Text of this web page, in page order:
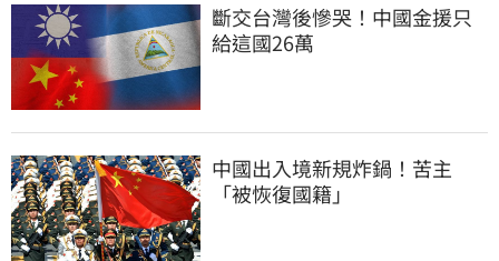
斷交台灣後慘哭！中國金援只
給這國26萬
中國出入境新規炸鍋！苦主
「被恢復國籍」